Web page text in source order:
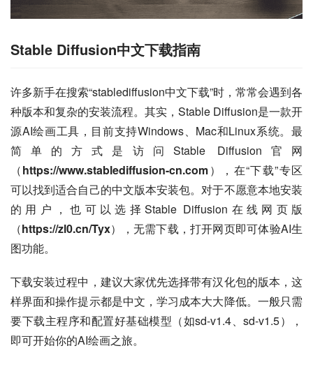
Stable Diffusion中文下载指南
许多新手在搜索“stablediffusion中文下载”时，常常会遇到各
种版本和复杂的安装流程。其实，Stable Diffusion是一款开
源AI绘画工具，目前支持Windows、Mac和Linux系统。最
简单的方式是访问Stable Diffusion官网
（https://www.stablediffusion-cn.com），在“下载”专区
可以找到适合自己的中文版本安装包。对于不愿意本地安装
的用户，也可以选择Stable Diffusion在线网页版
（https://zl0.cn/Tyx），无需下载，打开网页即可体验AI生
图功能。
下载安装过程中，建议大家优先选择带有汉化包的版本，这
样界面和操作提示都是中文，学习成本大大降低。一般只需
要下载主程序和配置好基础模型（如sd-v1.4、sd-v1.5），
即可开始你的AI绘画之旅。